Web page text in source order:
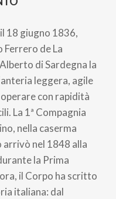
18 giugno 1836,
Ferrero de La
di Sardegna la
leggera, agile
con rapidità
La 1ª Compagnia
nella caserma
arrivò nel 1848 alla
la Prima
il Corpo ha scritto
italiana: dal